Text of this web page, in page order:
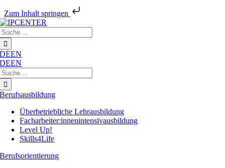
Zum Inhalt springen
Zum
Inhalt
springen
DEEN
DEEN
Berufsausbildung
Überbetriebliche Lehrausbildung
Facharbeiter:innenintensivausbildung
Level Up!
Skills4Life
Berufsorientierung